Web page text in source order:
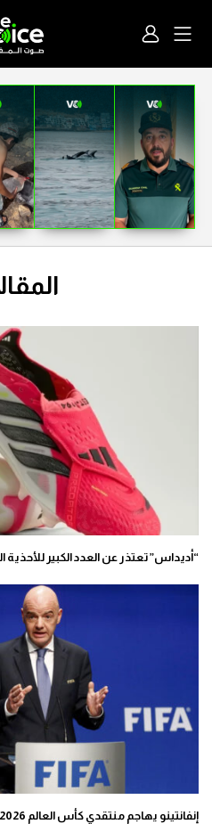
“أديداس” تعتذر عن العدد الكبير للأحذية
إنفانتينو يهاجم منتقدي كأس العالم 2026 بسبب “نشر الكراهية”